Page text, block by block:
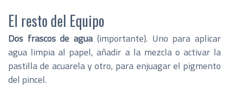
El resto del Equipo
Dos frascos de agua(importante). Uno para aplicar
agua limpia al papel, añadir a la mezcla o activar la
pastilla de acuarela y otro, para enjuagar el pigmento
del pincel.